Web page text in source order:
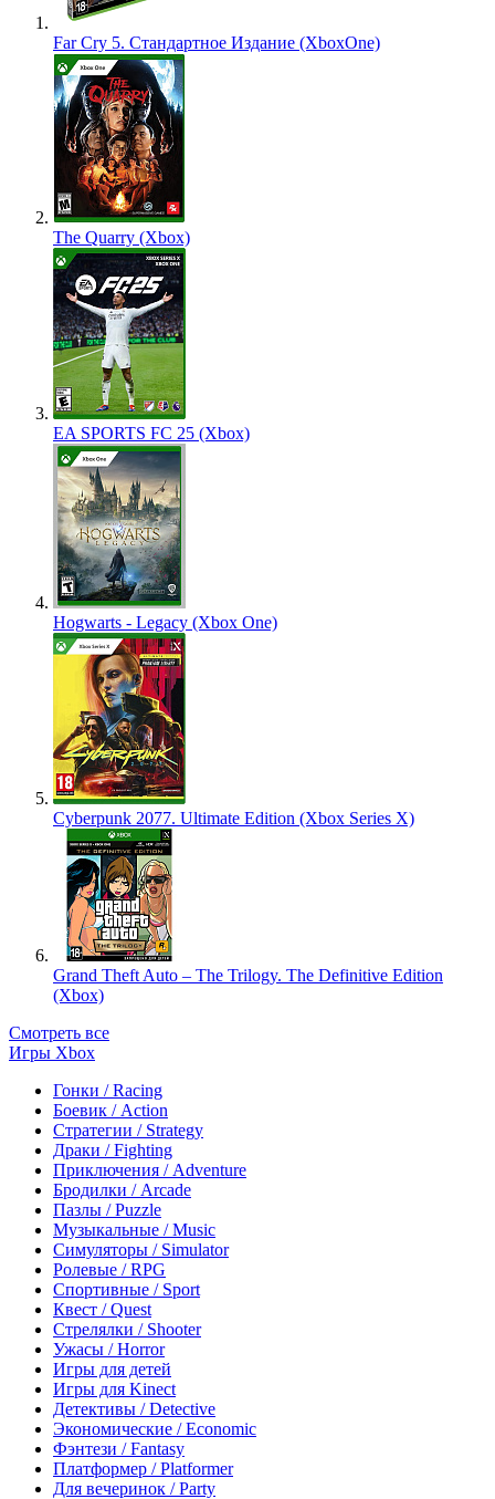
Far Cry 5. Стандартное Издание (XboxOne)
The Quarry (Xbox)
EA SPORTS FC 25 (Xbox)
Hogwarts - Legacy (Xbox One)
Cyberpunk 2077. Ultimate Edition (Xbox Series X)
Grand Theft Auto – The Trilogy. The Definitive Edition
(Xbox)
Смотреть все
Игры Xbox
Гонки / Racing
Боевик / Action
Стратегии / Strategy
Драки / Fighting
Приключения / Adventure
Бродилки / Arcade
Пазлы / Puzzle
Музыкальные / Music
Симуляторы / Simulator
Ролевые / RPG
Спортивные / Sport
Квест / Quest
Стрелялки / Shooter
Ужасы / Horror
Игры для детей
Игры для Kinect
Детективы / Detective
Экономические / Economic
Фэнтези / Fantasy
Платформер / Platformer
Для вечеринок / Party